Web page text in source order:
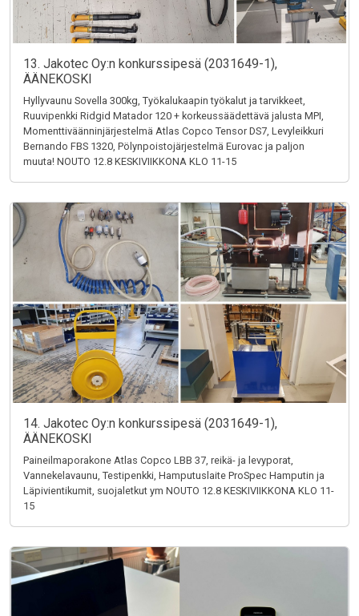
13. Jakotec Oy:n konkurssipesä (2031649-1),
ÄÄNEKOSKI
Hyllyvaunu Sovella 300kg, Työkalukaapin työkalut ja tarvikkeet,
Ruuvipenkki Ridgid Matador 120 + korkeussäädettävä jalusta MPI,
Momenttiväänninjärjestelmä Atlas Copco Tensor DS7, Levyleikkuri
Bernando FBS 1320, Pölynpoistojärjestelmä Eurovac ja paljon
muuta! NOUTO 12.8 KESKIVIIKKONA KLO 11-15
14. Jakotec Oy:n konkurssipesä (2031649-1),
ÄÄNEKOSKI
Paineilmaporakone Atlas Copco LBB 37, reikä- ja levyporat,
Vannekelavaunu, Testipenkki, Hamputuslaite ProSpec Hamputin ja
Läpivientikumit, suojaletkut ym NOUTO 12.8 KESKIVIIKKONA KLO 11-
15